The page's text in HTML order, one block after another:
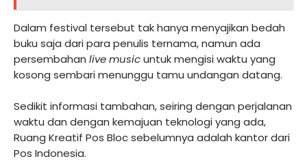
Dalam festival tersebut tak hanya menyajikan bedah
buku saja dari para penulis ternama, namun ada
persembahan live musicuntuk mengisi waktu yang
kosong sembari menunggu tamu undangan datang.
Sedikit informasi tambahan, seiring dengan perjalanan
waktu dan dengan kemajuan teknologi yang ada,
Ruang Kreatif Pos Bloc sebelumnya adalah kantor dari
Pos Indonesia.